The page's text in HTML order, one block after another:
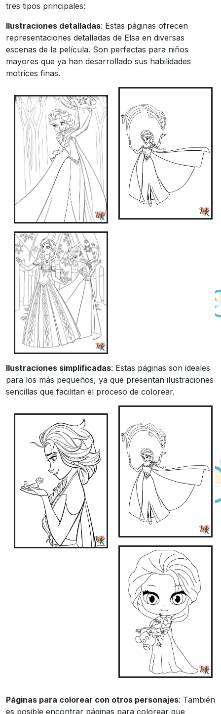
tres tipos principales:
Ilustraciones detalladas: Estas páginas ofrecen
representaciones detalladas de Elsa en diversas
escenas de la película. Son perfectas para niños
mayores que ya han desarrollado sus habilidades
motrices finas.
Ilustraciones simplificadas: Estas páginas son ideales
para los más pequeños, ya que presentan ilustraciones
sencillas que facilitan el proceso de colorear.
Páginas para colorear con otros personajes: También
es posible encontrar páginas para colorear que